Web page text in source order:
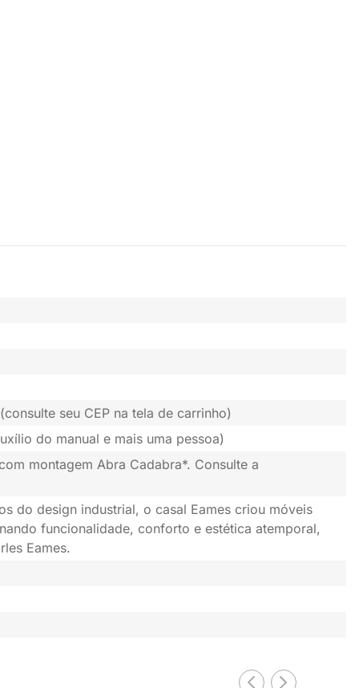
seu CEP na tela de carrinho)
do manual e mais uma pessoa)
montagem Abra Cadabra*. Consulte a
do design industrial, o casal Eames criou móveis
funcionalidade, conforto e estética atemporal,
Eames.